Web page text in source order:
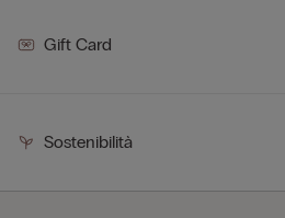
Gift Card
Sostenibilità